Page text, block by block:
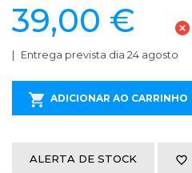
39,00 €
Entrega prevista dia 24 agosto
ADICIONAR AO CARRINHO
ALERTA DE STOCK